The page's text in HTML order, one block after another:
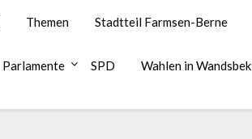
Themen Stadtteil Farmsen-Berne
Parlamente SPD Wahlen in Wandsbek